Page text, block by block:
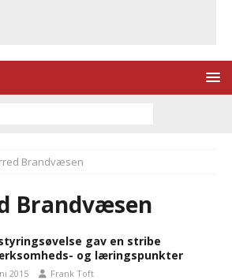
Brandvæsen
Brandvæsen
gav en stribe
og læringspunkter
2015 Frank Toft